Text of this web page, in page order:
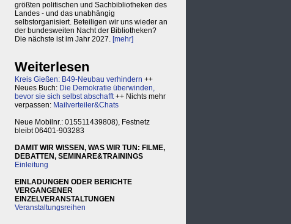
größten politischen und Sachbibliotheken des
Landes - und das unabhängig
selbstorganisiert. Beteiligen wir uns wieder an
der bundesweiten Nacht der Bibliotheken?
Die nächste ist im Jahr 2027. [mehr]
Weiterlesen
Kreis Gießen: B49-Neubau verhindern ++
Neues Buch: Die Demokratie überwinden,
bevor sie sich selbst abschafft++ Nichts mehr
verpassen: Mailverteiler&Chats
Neue Mobilnr.: 015511439808), Festnetz
bleibt 06401-903283
DAMIT WIR WISSEN, WAS WIR TUN: FILME,
DEBATTEN, SEMINARE&TRAININGS
Einleitung
EINLADUNGEN ODER BERICHTE
VERGANGENER
EINZELVERANSTALTUNGEN
Veranstaltungsreihen